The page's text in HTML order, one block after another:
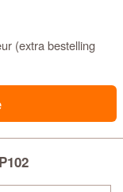
(extra bestelling